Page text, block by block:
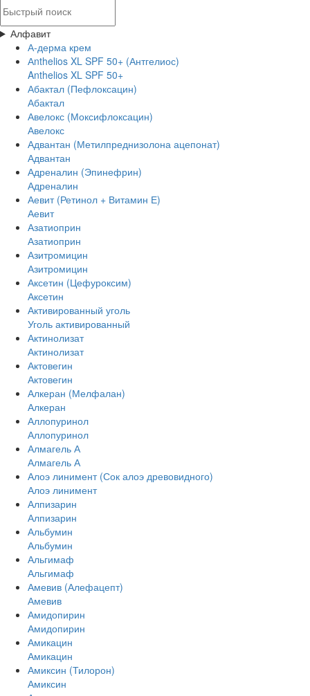
Алфавит
А-дерма крем
Аnthelios XL SPF 50+ (Антгелиос)
Anthelios XL SPF 50+
Абактал (Пефлоксацин)
Абактал
Авелокс (Моксифлоксацин)
Авелокс
Адвантан (Метилпреднизолона ацепонат)
Адвантан
Адреналин (Эпинефрин)
Адреналин
Аевит (Ретинол + Витамин Е)
Аевит
Азатиоприн
Азатиоприн
Азитромицин
Азитромицин
Аксетин (Цефуроксим)
Аксетин
Активированный уголь
Уголь активированный
Актинолизат
Актинолизат
Актовегин
Актовегин
Алкеран (Мелфалан)
Алкеран
Аллопуринол
Аллопуринол
Алмагель А
Алмагель А
Алоэ линимент (Сок алоэ древовидного)
Алоэ линимент
Алпизарин
Алпизарин
Альбумин
Альбумин
Альгимаф
Альгимаф
Амевив (Алефацепт)
Амевив
Амидопирин
Амидопирин
Амикацин
Амикацин
Амиксин (Тилорон)
Амиксин